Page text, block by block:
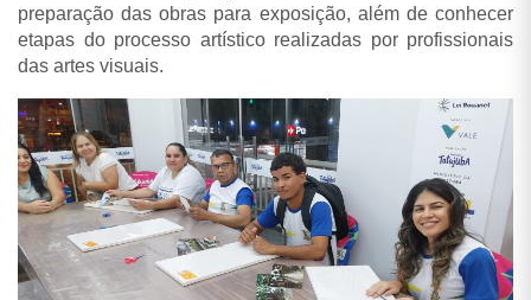
preparação das obras para exposição, além de conhecer
etapas do processo artístico realizadas por profissionais
das artes visuais.